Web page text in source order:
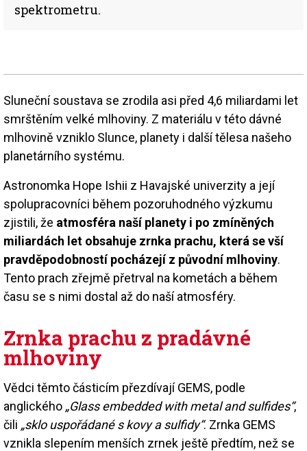
spektrometru.
Sluneční soustava se zrodila asi před 4,6 miliardami let
smrštěním velké mlhoviny. Z materiálu v této dávné
mlhovině vzniklo Slunce, planety i další tělesa našeho
planetárního systému.
Astronomka Hope Ishii z Havajské univerzity a její
spolupracovníci během pozoruhodného výzkumu
zjistili, že atmosféra naší planety i po zmíněných
miliardách let obsahuje zrnka prachu, která se vší
pravděpodobností pocházejí z původní mlhoviny.
Tento prach zřejmě přetrval na kometách a během
času se s nimi dostal až do naší atmosféry.
Zrnka prachu z pradávné
mlhoviny
Vědci těmto částicím přezdívají GEMS, podle
anglického „Glass embedded with metal and sulfides“,
čili „sklo uspořádané s kovy a sulfidy“. Zrnka GEMS
vznikla slepením menších zrnek ještě předtím, než se